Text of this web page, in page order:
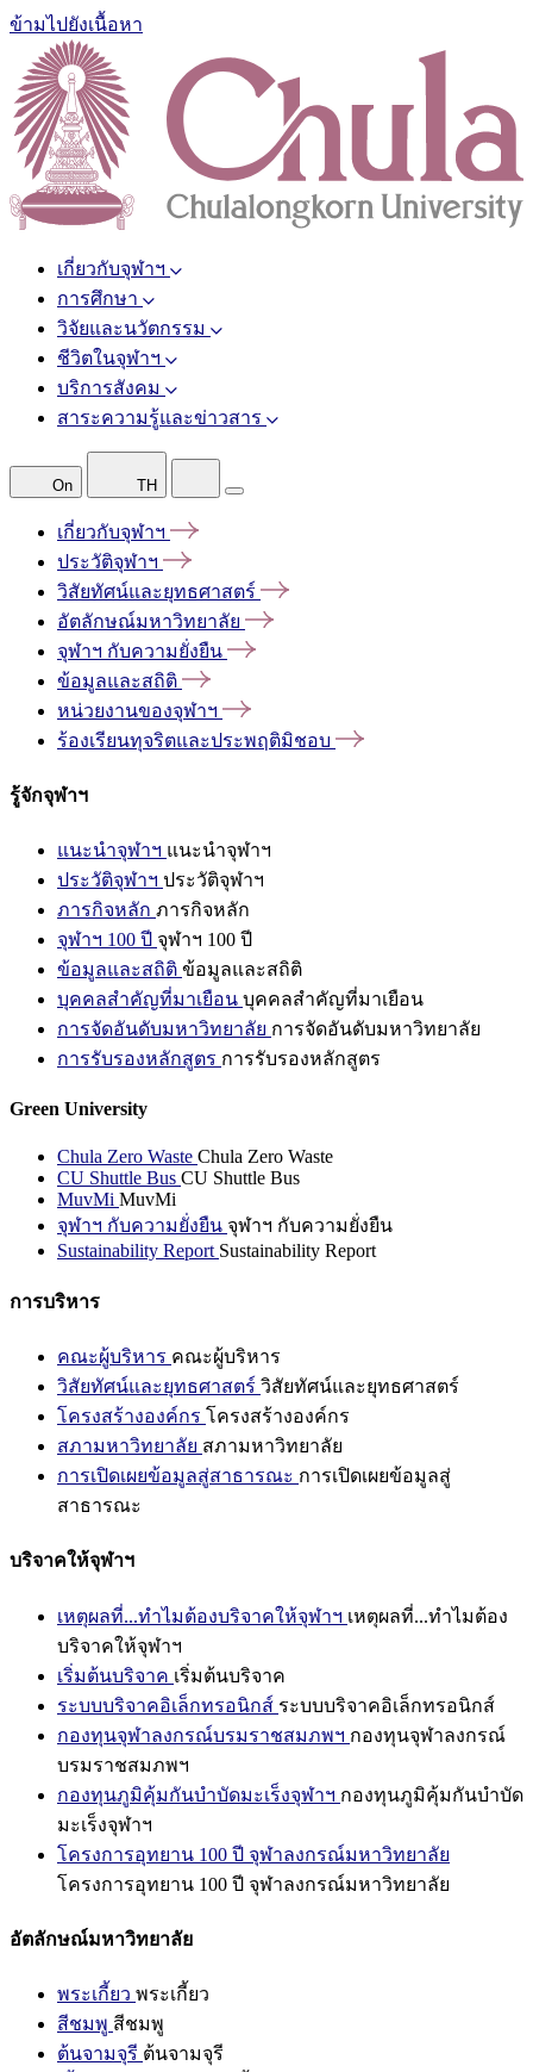
ข้ามไปยังเนื้อหา
เกี่ยวกับจุฬาฯ
การศึกษา
วิจัยและนวัตกรรม
ชีวิตในจุฬาฯ
บริการสังคม
สาระความรู้และข่าวสาร
On TH
เกี่ยวกับจุฬาฯ
ประวัติจุฬาฯ
วิสัยทัศน์และยุทธศาสตร์
อัตลักษณ์มหาวิทยาลัย
จุฬาฯ กับความยั่งยืน
ข้อมูลและสถิติ
หน่วยงานของจุฬาฯ
ร้องเรียนทุจริตและประพฤติมิชอบ
รู้จักจุฬาฯ
แนะนำจุฬาฯ แนะนำจุฬาฯ
ประวัติจุฬาฯ ประวัติจุฬาฯ
ภารกิจหลัก ภารกิจหลัก
จุฬาฯ 100 ปี จุฬาฯ 100 ปี
ข้อมูลและสถิติ ข้อมูลและสถิติ
บุคคลสำคัญที่มาเยือน บุคคลสำคัญที่มาเยือน
การจัดอันดับมหาวิทยาลัย การจัดอันดับมหาวิทยาลัย
การรับรองหลักสูตร การรับรองหลักสูตร
Green University
Chula Zero Waste Chula Zero Waste
CU Shuttle Bus CU Shuttle Bus
MuvMi MuvMi
จุฬาฯ กับความยั่งยืน จุฬาฯ กับความยั่งยืน
Sustainability Report Sustainability Report
การบริหาร
คณะผู้บริหาร คณะผู้บริหาร
วิสัยทัศน์และยุทธศาสตร์ วิสัยทัศน์และยุทธศาสตร์
โครงสร้างองค์กร โครงสร้างองค์กร
สภามหาวิทยาลัย สภามหาวิทยาลัย
การเปิดเผยข้อมูลสู่สาธารณะ การเปิดเผยข้อมูลสู่
สาธารณะ
บริจาคให้จุฬาฯ
เหตุผลที่...ทำไมต้องบริจาคให้จุฬาฯ เหตุผลที่...ทำไมต้อง
บริจาคให้จุฬาฯ
เริ่มต้นบริจาค เริ่มต้นบริจาค
ระบบบริจาคอิเล็กทรอนิกส์ ระบบบริจาคอิเล็กทรอนิกส์
กองทุนจุฬาลงกรณ์บรมราชสมภพฯ กองทุนจุฬาลงกรณ์
บรมราชสมภพฯ
กองทุนภูมิคุ้มกันบำบัดมะเร็งจุฬาฯ กองทุนภูมิคุ้มกันบำบัด
มะเร็งจุฬาฯ
โครงการอุทยาน 100 ปี จุฬาลงกรณ์มหาวิทยาลัย
โครงการอุทยาน 100 ปี จุฬาลงกรณ์มหาวิทยาลัย
อัตลักษณ์มหาวิทยาลัย
พระเกี้ยว พระเกี้ยว
สีชมพู สีชมพู
ต้นจามจุรี ต้นจามจุรี